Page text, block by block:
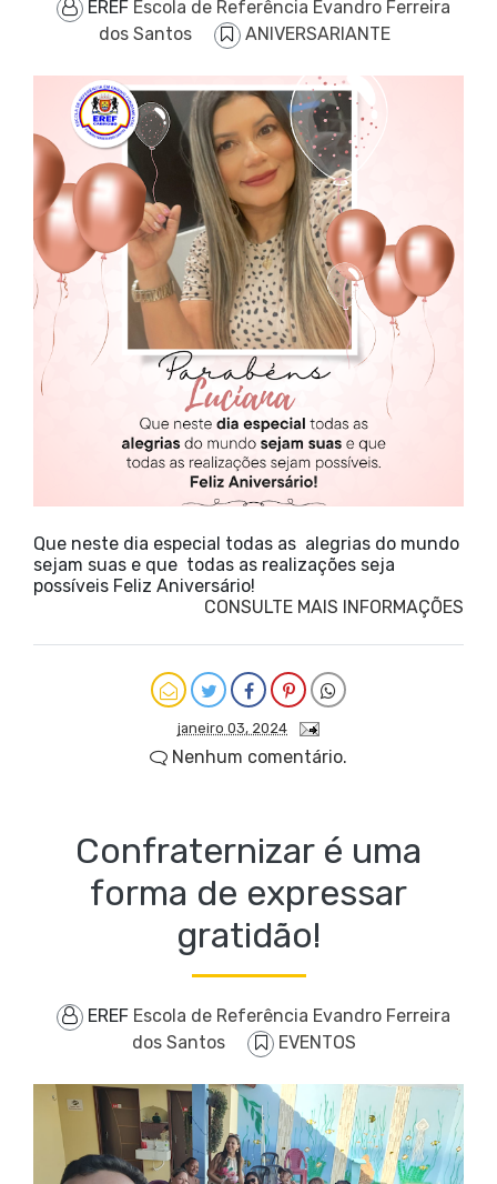
EREF Escola de Referência Evandro Ferreira
dos Santos
ANIVERSARIANTE
Que neste dia especial todas as alegrias do mundo
sejam suas e que todas as realizações seja
possíveis Feliz Aniversário!
CONSULTE MAIS INFORMAÇÕES
janeiro 03, 2024
Nenhum comentário.
Confraternizar é uma
forma de expressar
gratidão!
EREF Escola de Referência Evandro Ferreira
dos Santos
EVENTOS